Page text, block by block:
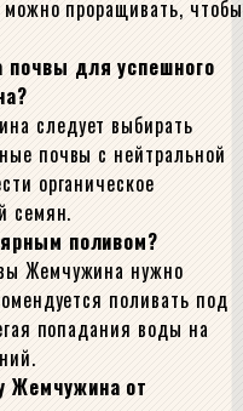
проращивать, чтобы
для успешного
следует выбирать
почвы с нейтральной
органическое
семян.
поливом?
Жемчужина нужно
поливать под
попадания воды на
Жемчужина от